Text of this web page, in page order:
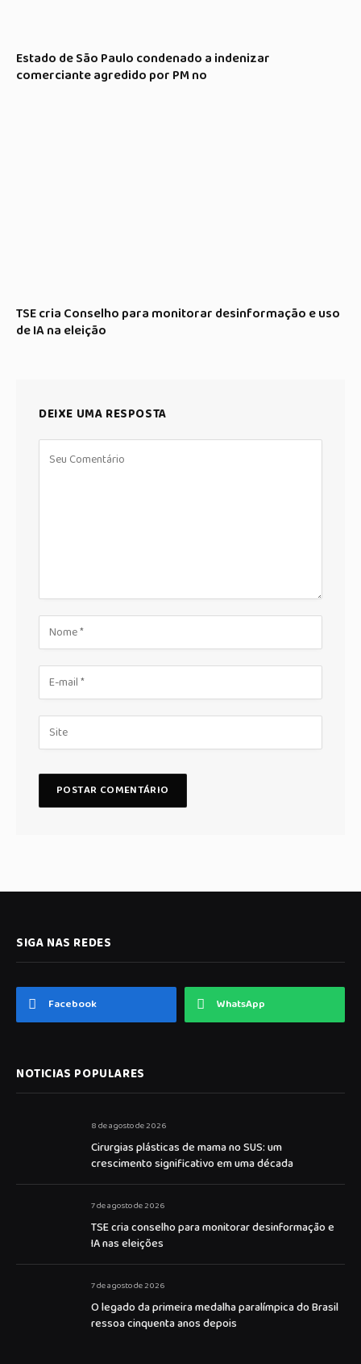
Estado de São Paulo condenado a indenizar
comerciante agredido por PM no
TSE cria Conselho para monitorar desinformação e uso
de IA na eleição
DEIXE UMA RESPOSTA
SIGA NAS REDES
Facebook WhatsApp
NOTICIAS POPULARES
8 de agosto de 2026
Cirurgias plásticas de mama no SUS: um
crescimento significativo em uma década
7 de agosto de 2026
TSE cria conselho para monitorar desinformação e
IA nas eleições
7 de agosto de 2026
O legado da primeira medalha paralímpica do Brasil
ressoa cinquenta anos depois